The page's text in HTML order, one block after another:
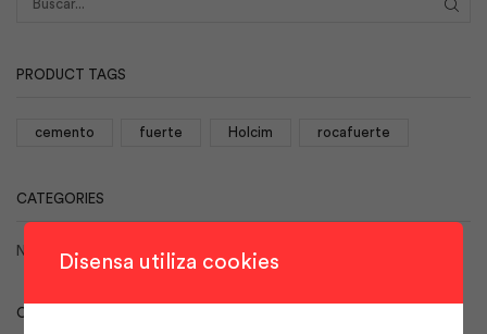
PRODUCT TAGS
cemento fuerte Holcim rocafuerte
CATEGORIES
No hay categorías
CALENDAR
Disensa utiliza cookies